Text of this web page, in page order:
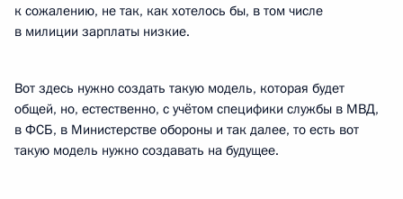
к сожалению, не так, как хотелось бы, в том числе
в милиции зарплаты низкие.
Вот здесь нужно создать такую модель, которая будет
общей, но, естественно, с учётом специфики службы в МВД,
в ФСБ, в Министерстве обороны и так далее, то есть вот
такую модель нужно создавать на будущее.